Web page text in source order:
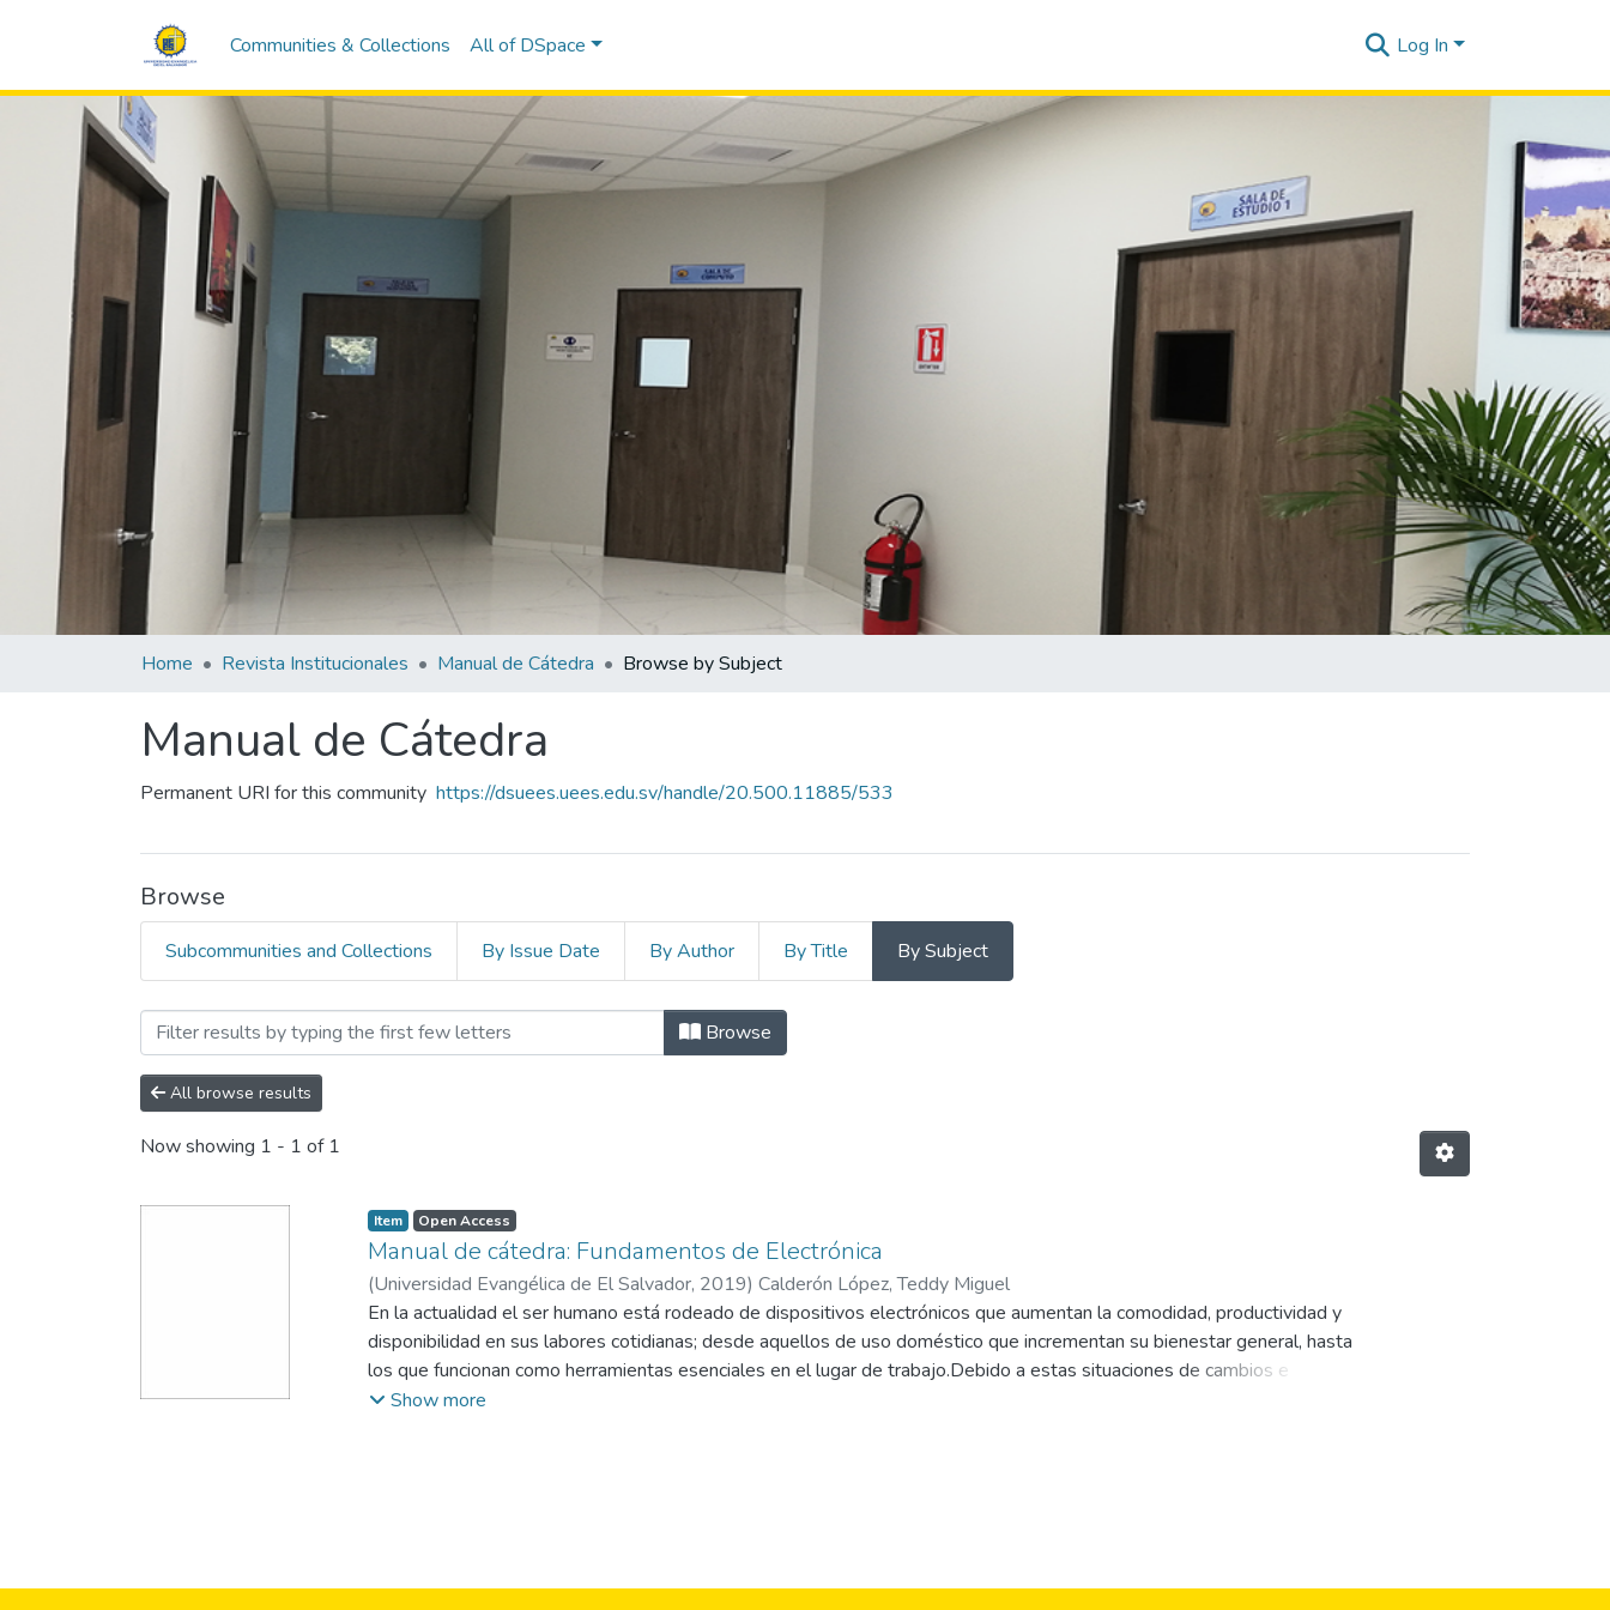
Communities & Collections All of DSpace Log In
Home Revista Institucionales Manual de Cátedra Browse by Subject
Manual de Cátedra
Permanent URI for this community https://dsuees.uees.edu.sv/handle/20.500.11885/533
Browse
Subcommunities and Collections By Issue Date By Author By Title By Subject
Browsing Manual de Cátedra by Subject "Semiconductores"
Browse
All browse results
Now showing 1 - 1 of 1
Item Open Access
Manual de cátedra: Fundamentos de Electrónica
(Universidad Evangélica de El Salvador, 2019) Calderón López, Teddy Miguel
En la actualidad el ser humano está rodeado de dispositivos electrónicos que aumentan la comodidad, productividad y
disponibilidad en sus labores cotidianas; desde aquellos de uso doméstico que incrementan su bienestar general, hasta
los que funcionan como herramientas esenciales en el lugar de trabajo.Debido a estas situaciones de cambios e
incorporación de aparatos eléctricos a los distintos ámbitos es necesario formar profesionales capacitados con las
Show more